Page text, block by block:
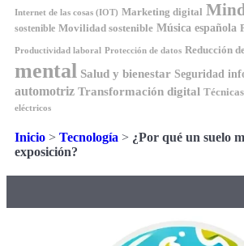
Internet de las cosas (IOT) Marketing digital
sostenible Movilidad sostenible Música española
Productividad laboral Protección de datos Reducción
mental Salud y bienestar Seguridad
automotriz Transformación digital
eléctricos
Inicio > Tecnología > ¿Por qué un suelo
exposición?